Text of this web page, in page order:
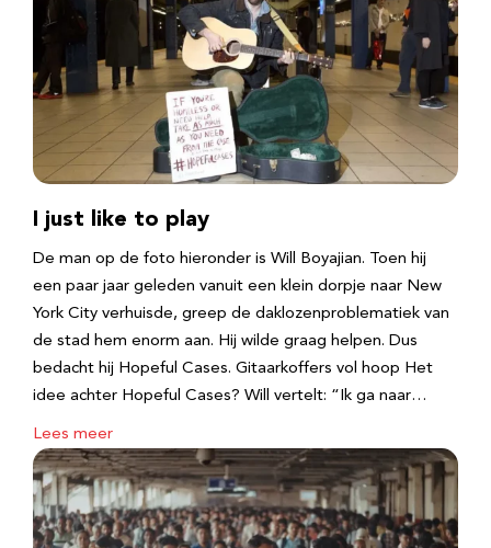
I just like to play
De man op de foto hieronder is Will Boyajian. Toen hij
een paar jaar geleden vanuit een klein dorpje naar New
York City verhuisde, greep de daklozenproblematiek van
de stad hem enorm aan. Hij wilde graag helpen. Dus
bedacht hij Hopeful Cases. Gitaarkoffers vol hoop Het
idee achter Hopeful Cases? Will vertelt: “Ik ga naar…
Lees meer